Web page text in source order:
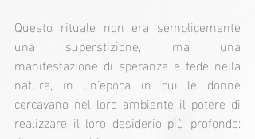
Questo rituale non era semplicemente
una superstizione, ma una
manifestazione di speranza e fede nella
natura, in un'epoca in cui le donne
cercavano nel loro ambiente il potere di
realizzare il loro desiderio più profondo: